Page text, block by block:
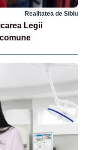
Realitatea de Sibiu
Legii